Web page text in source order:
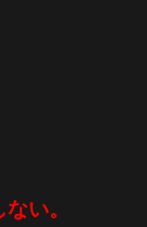
い。